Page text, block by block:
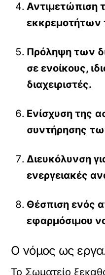
Αντιμετώπιση
εκκρεμοτήτων
Πρόληψη των
σε ενοίκους,
διαχειριστές.
Ενίσχυση της
συντήρησης
Διευκόλυνση
ενεργειακές
Θέσπιση ενός
εφαρμόσιμου
Ο νόμος ως
Το Σωματείο